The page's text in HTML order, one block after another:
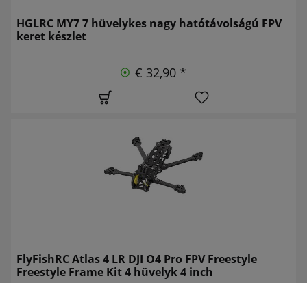
HGLRC MY7 7 hüvelykes nagy hatótávolságú FPV
keret készlet
€ 32,90 *
FlyFishRC Atlas 4 LR DJI O4 Pro FPV Freestyle
Freestyle Frame Kit 4 hüvelyk 4 inch